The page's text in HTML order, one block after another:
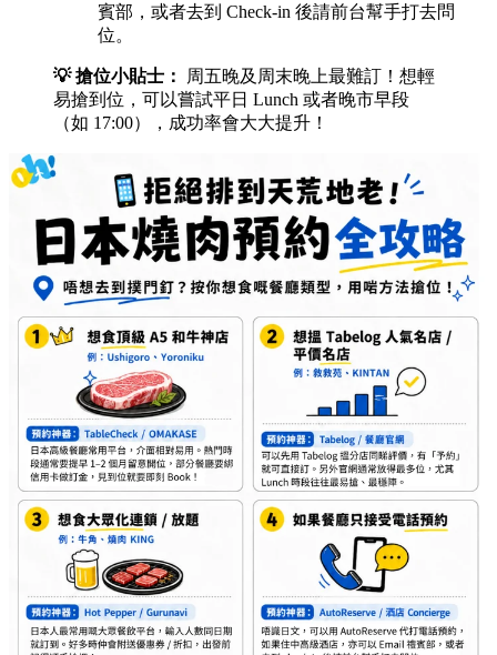
賓部，或者去到 Check-in 後請前台幫手打去問
位。
💡 搶位小貼士：
周五晚及周末晚上最難訂！想輕
易搶到位，可以嘗試平日 Lunch 或者晚市早段
（如 17:00），成功率會大大提升！